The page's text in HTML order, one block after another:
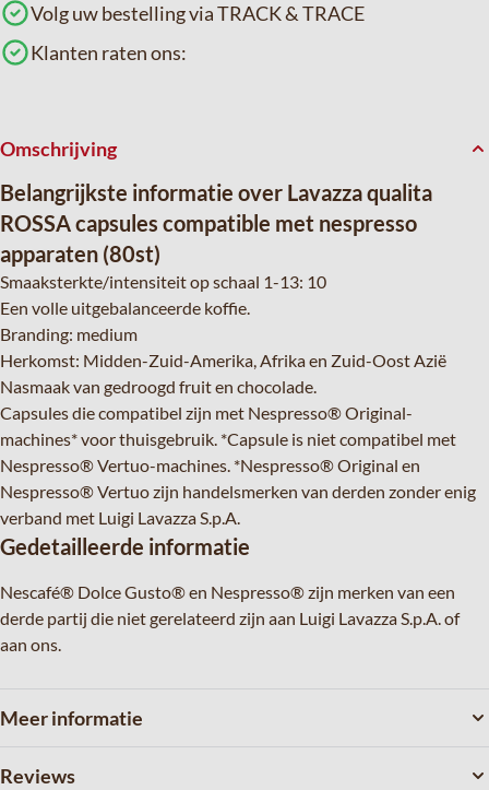
Volg uw bestelling via TRACK & TRACE
Klanten raten ons:
Omschrijving
Belangrijkste informatie over Lavazza qualita
ROSSA capsules compatible met nespresso
apparaten (80st)
Smaaksterkte/intensiteit op schaal 1-13: 10
Een volle uitgebalanceerde koffie.
Branding: medium
Herkomst: Midden-Zuid-Amerika, Afrika en Zuid-Oost Azië
Nasmaak van gedroogd fruit en chocolade.
Capsules die compatibel zijn met Nespresso® Original-
machines* voor thuisgebruik. *Capsule is niet compatibel met
Nespresso® Vertuo-machines. *Nespresso® Original en
Nespresso® Vertuo zijn handelsmerken van derden zonder enig
verband met Luigi Lavazza S.p.A.
Gedetailleerde informatie
Nescafé® Dolce Gusto® en Nespresso® zijn merken van een
derde partij die niet gerelateerd zijn aan Luigi Lavazza S.p.A. of
aan ons.
Meer informatie
Reviews